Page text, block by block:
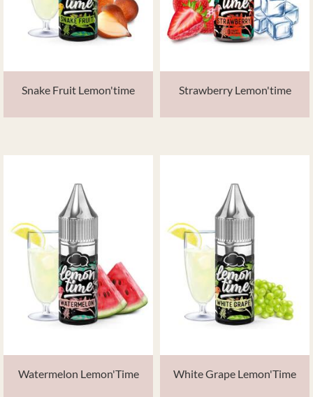
Snake Fruit Lemon'time Strawberry Lemon'time
Watermelon Lemon'Time White Grape Lemon'Time